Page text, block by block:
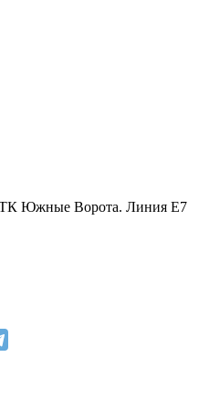
Южные Ворота. Линия Е7